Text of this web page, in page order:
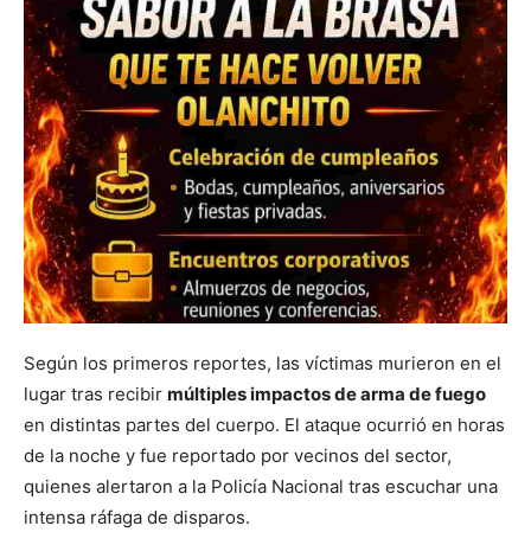
Según los primeros reportes, las víctimas murieron en el
lugar tras recibir múltiples impactos de arma de fuego
en distintas partes del cuerpo. El ataque ocurrió en horas
de la noche y fue reportado por vecinos del sector,
quienes alertaron a la Policía Nacional tras escuchar una
intensa ráfaga de disparos.